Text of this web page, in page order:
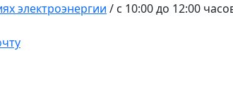
электроэнергии / с 10:00 до 12:00